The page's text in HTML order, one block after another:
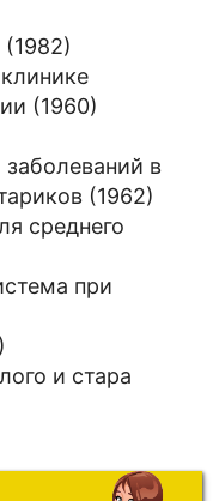
(1982)
(1960)
в
(1962)
среднего
при
и стара